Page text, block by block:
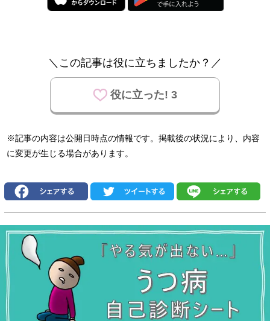
＼この記事は役に立ちましたか？／
役に立った! 3
※記事の内容は公開日時点の情報です。掲載後の状況により、内容
に変更が生じる場合があります。